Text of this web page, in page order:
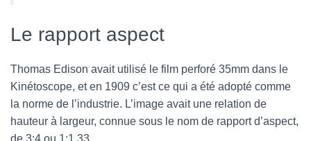
Le rapport aspect
Thomas Edison avait utilisé le film perforé 35mm dans le
Kinétoscope, et en 1909 c’est ce qui a été adopté comme
la norme de l’industrie. L’image avait une relation de
hauteur à largeur, connue sous le nom de rapport d’aspect,
de 3:4 ou 1:1.33.